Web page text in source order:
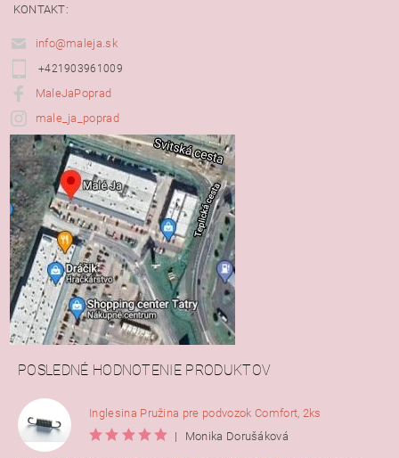
KONTAKT:
info@maleja.sk
+421903961009
MaleJaPoprad
male_ja_poprad
POSLEDNÉ HODNOTENIE PRODUKTOV
Inglesina Pružina pre podvozok Comfort, 2ks
|
Monika Dorušáková